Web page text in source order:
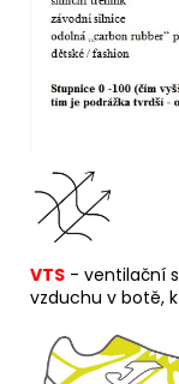
VTS - ventilační
vzduchu v botě,